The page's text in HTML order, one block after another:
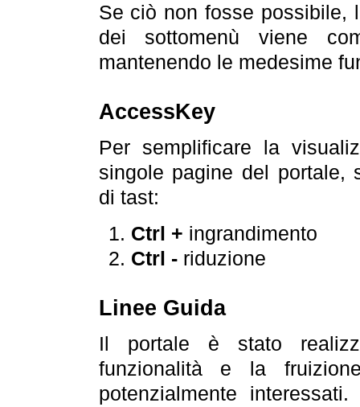
Se ciò non fosse possibile,
dei sottomenù viene
mantenendo le medesime
AccessKey
Per semplificare la
singole pagine del portale,
di tast:
Ctrl + ingrandimento
Ctrl -riduzione
Linee Guida
Il portale è stato
funzionalità e la
potenzialmente